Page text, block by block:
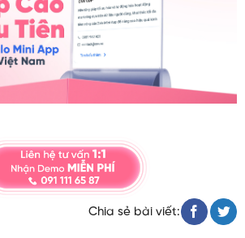
Chia sẻ bài viết: